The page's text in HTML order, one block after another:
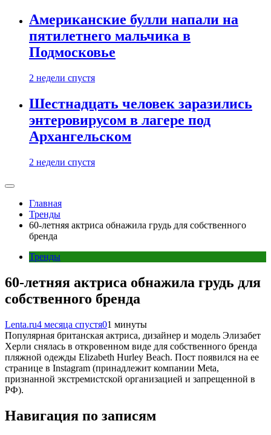
Американские булли напали на
пятилетнего мальчика в
Подмосковье
2 недели спустя
Шестнадцать человек заразились
энтеровирусом в лагере под
Архангельском
2 недели спустя
Главная
Тренды
60-летняя актриса обнажила грудь для собственного
бренда
Тренды
60-летняя актриса обнажила грудь для
собственного бренда
Lenta.ru4 месяца спустя01 минуты
Популярная британская актриса, дизайнер и модель Элизабет
Херли снялась в откровенном виде для собственного бренда
пляжной одежды Elizabeth Hurley Beach. Пост появился на ее
странице в Instagram (принадлежит компании Meta,
признанной экстремистской организацией и запрещенной в
РФ).
Навигация по записям